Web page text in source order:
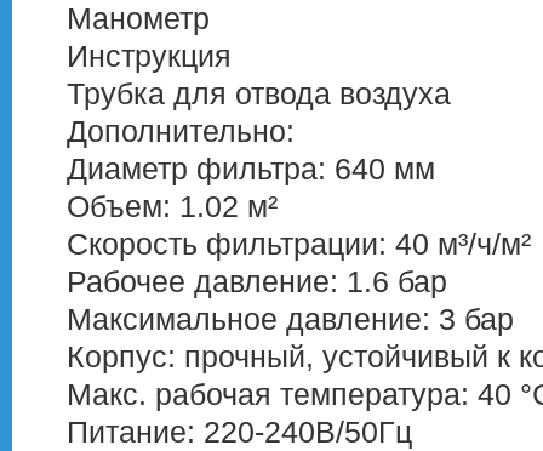
Манометр
Инструкция
Трубка для отвода воздуха
Дополнительно:
Диаметр фильтра: 640 мм
Объем: 1.02 м²
Скорость фильтрации: 40 м³/ч/м²
Рабочее давление: 1.6 бар
Максимальное давление: 3 бар
Корпус: прочный, устойчивый к
Макс. рабочая температура: 40
Питание: 220-240В/50Гц